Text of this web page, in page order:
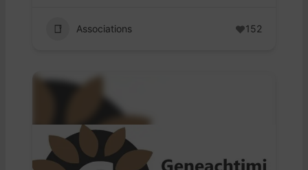
Associations 152